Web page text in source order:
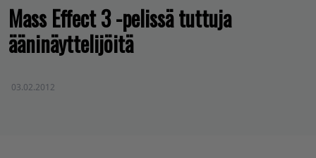
Mass Effect 3 -pelissä tuttuja
ääninäyttelijöitä
03.02.2012